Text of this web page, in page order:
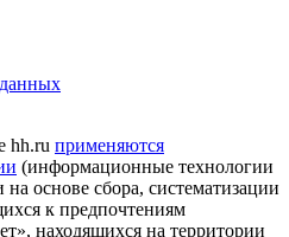
hh.ru применяются
(информационные технологии
основе сбора, систематизации
к предпочтениям
находящихся на территории